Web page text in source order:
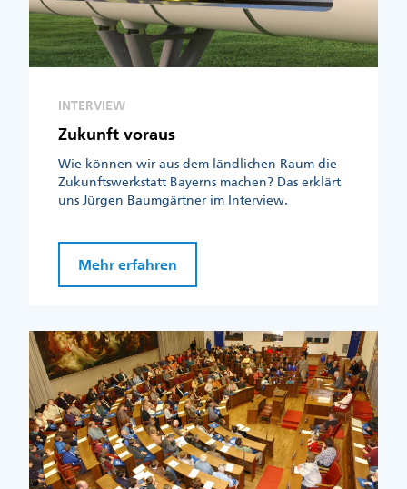
INTERVIEW
Zukunft voraus
Wie können wir aus dem ländlichen Raum die
Zukunftswerkstatt Bayerns machen? Das erklärt
uns Jürgen Baumgärtner im Interview.
Mehr erfahren